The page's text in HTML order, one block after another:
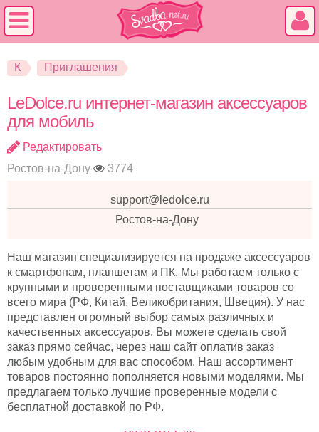
К Приглашения
LeDolce.ru интернет-магазин аксессуаров
для мобиль
Редактировать
Ростов-на-Дону
3774
support@ledolce.ru
Ростов-на-Дону
Наш магазин специализируется на продаже аксессуаров
к смартфонам, планшетам и ПК. Мы работаем только с
крупными и проверенными поставщиками товаров со
всего мира (РФ, Китай, Великобритания, Швеция). У нас
представлен огромный выбор самых различных и
качественных аксессуаров. Вы можете сделать свой
заказ прямо сейчас, через наш сайт оплатив заказ
любым удобным для вас способом. Наш ассортимент
товаров постоянно пополняется новыми моделями. Мы
предлагаем только лучшие проверенные модели с
бесплатной доставкой по РФ.